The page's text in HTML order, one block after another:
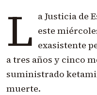
L a Justicia de
este
exasistente
a tres años y cinco
suministrado
muerte.